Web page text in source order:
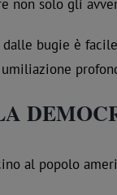
non solo gli
bugie è
al popolo